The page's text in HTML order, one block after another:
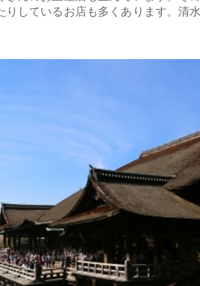
しているお店も多くあります。清